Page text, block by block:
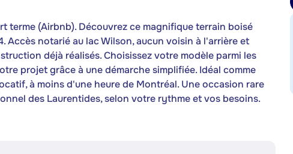
(Airbnb). Découvrez ce magnifique terrain boisé
Accès notarié au lac Wilson, aucun voisin à l'arrière et
déjà réalisés. Choisissez votre modèle parmi les
projet grâce à une démarche simplifiée. Idéal comme
à moins d'une heure de Montréal. Une occasion rare
des Laurentides, selon votre rythme et vos besoins.